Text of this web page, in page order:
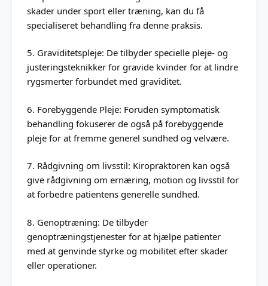
skader under sport eller træning, kan du få
specialiseret behandling fra denne praksis.
5. Graviditetspleje: De tilbyder specielle pleje- og
justeringsteknikker for gravide kvinder for at lindre
rygsmerter forbundet med graviditet.
6. Forebyggende Pleje: Foruden symptomatisk
behandling fokuserer de også på forebyggende
pleje for at fremme generel sundhed og velvære.
7. Rådgivning om livsstil: Kiropraktoren kan også
give rådgivning om ernæring, motion og livsstil for
at forbedre patientens generelle sundhed.
8. Genoptræning: De tilbyder
genoptræningstjenester for at hjælpe patienter
med at genvinde styrke og mobilitet efter skader
eller operationer.